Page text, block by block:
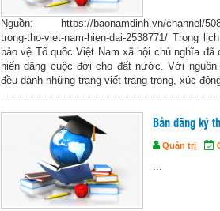
Nguồn: https://baonamdinh.vn/channel/
trong-tho-viet-nam-hien-dai-2538771/ Trong
bảo vệ Tổ quốc Việt Nam xã hội chủ nghĩa
hiến dâng cuộc đời cho đất nước. Với
đều dành những trang viết trang trọng, xúc
Bản đăng ký
Quản trị
...